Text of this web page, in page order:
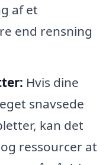
af et
end rensning
Hvis dine
snavsede
kan det
ressourcer at